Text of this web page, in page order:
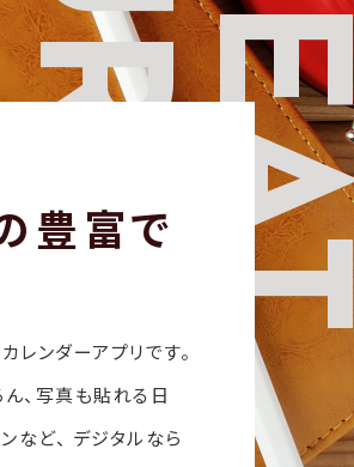
FEAT
豊富で
ンダーアプリです。
、写真も貼れる日
など、 デジタルなら